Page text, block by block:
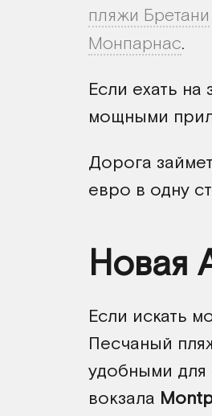
пляжи Бретани
Монпарнас.
Если ехать
мощными
Дорога
евро в одну
Новая
Если искать
Песчаный
удобными для
вокзала